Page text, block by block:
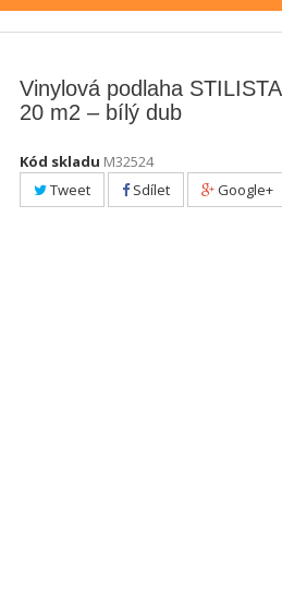
Vinylová podlaha STILISTA
20 m2 – bílý dub
Kód skladu M32524
Tweet
Sdílet Google+